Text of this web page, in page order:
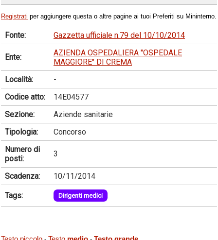
Registrati per aggiungere questa o altre pagine ai tuoi Preferiti su Mininterno.
Fonte: Gazzetta ufficiale n.79 del 10/10/2014
Ente:
AZIENDA OSPEDALIERA "OSPEDALE
MAGGIORE" DI CREMA
Località:
-
Codice atto:
14E04577
Sezione:
Aziende sanitarie
Tipologia:
Concorso
Numero di
posti:
3
Scadenza: 10/11/2014
Tags: Dirigenti medici